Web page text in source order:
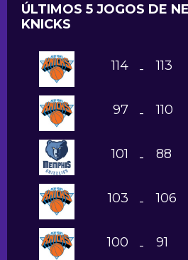
ÚLTIMOS 5 JOGOS DE
KNICKS
114 - 113
97 - 110
101 - 88
103 - 106
100 - 91